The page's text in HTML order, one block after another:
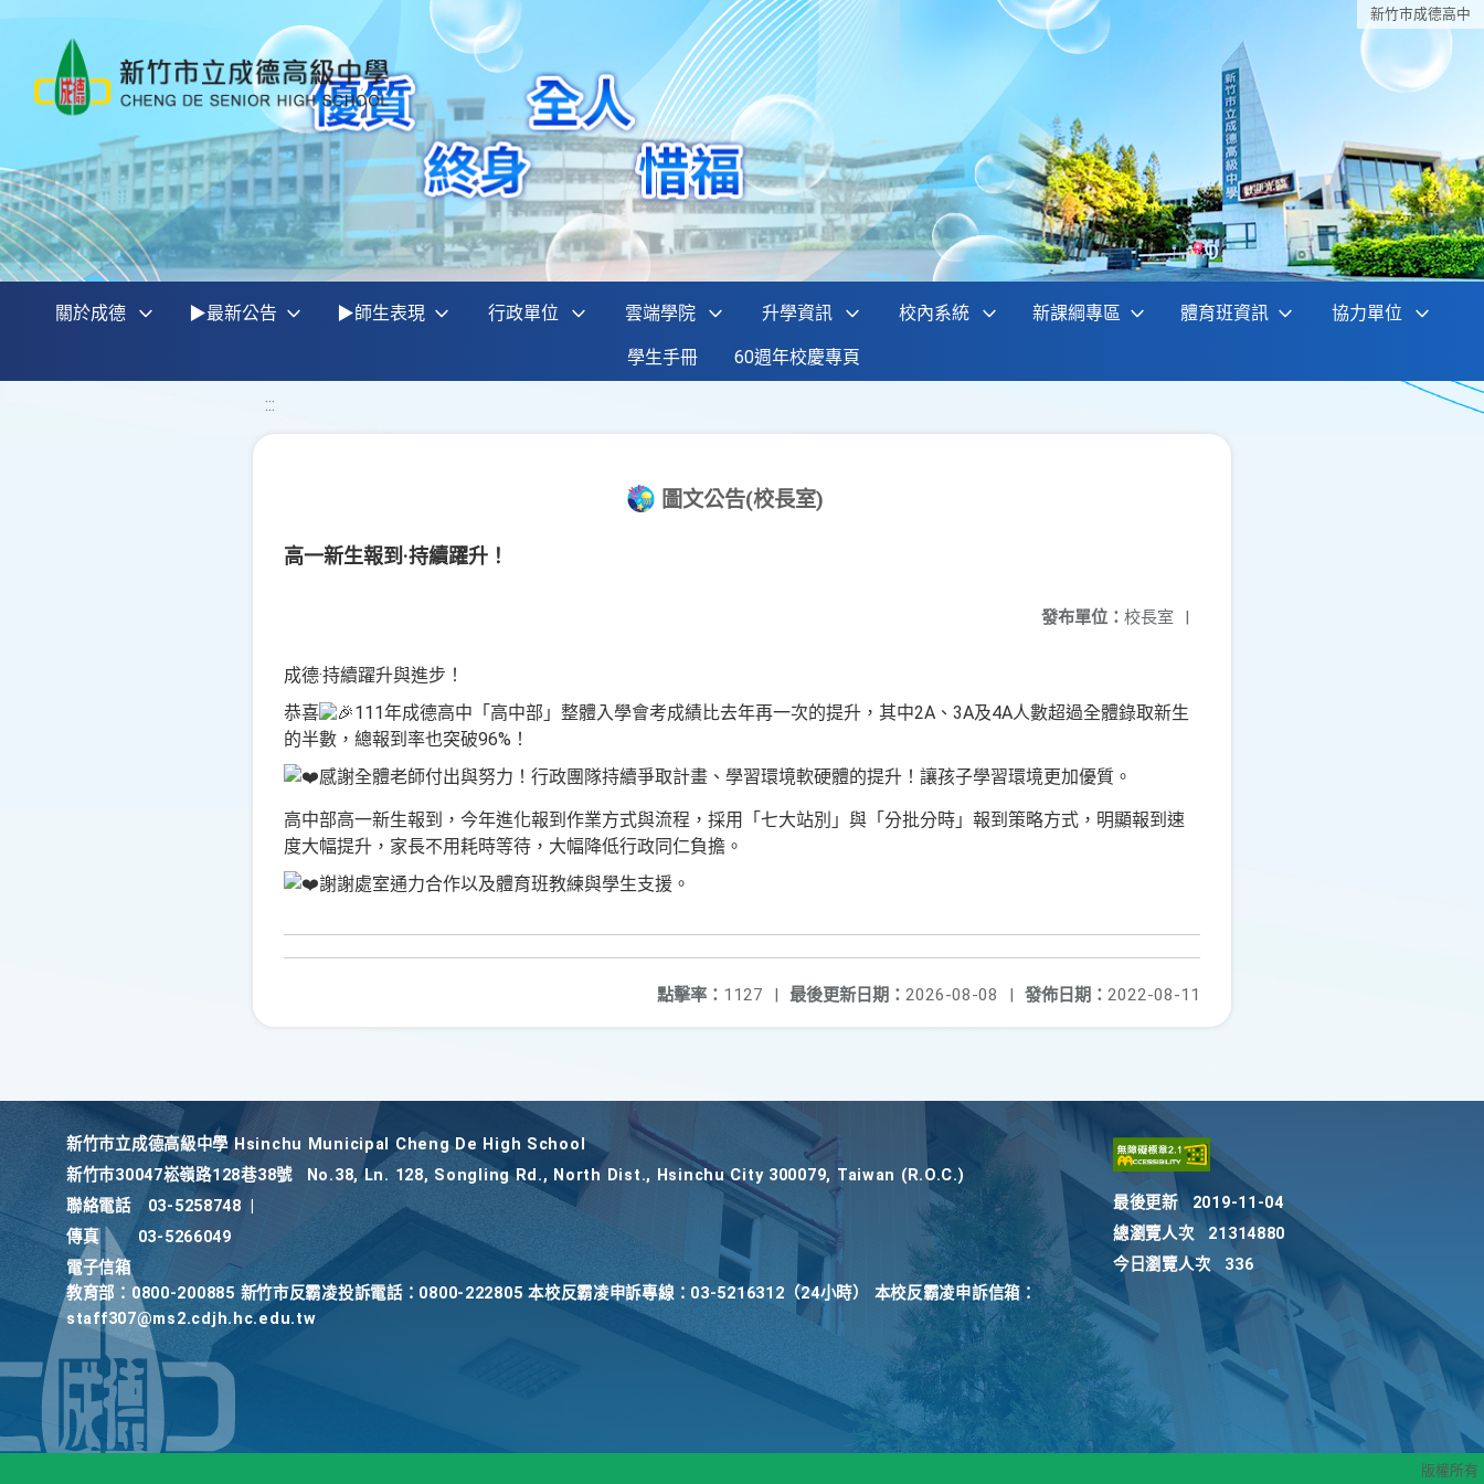
新竹巿成德高中
關於成德 ▶最新公告 ▶師生表現 行政單位 雲端學院 升學資訊 校內系統 新課綱專區 體育班資訊 協力單位
學生手冊 60週年校慶專頁
:::
圖文公告(校長室)
高一新生報到·持續躍升！
發布單位： 校長室 |
成德·持續躍升與進步！
恭喜
111年成德高中「高中部」整體入學會考成績比去年再一次的提升，其中2A、3A及4A人數超過全體錄取新生
的半數，總報到率也突破96%！
感謝全體老師付出與努力！行政團隊持續爭取計畫、學習環境軟硬體的提升！讓孩子學習環境更加優質。
高中部高一新生報到，今年進化報到作業方式與流程，採用「七大站別」與「分批分時」報到策略方式，明顯報到速
度大幅提升，家長不用耗時等待，大幅降低行政同仁負擔。
謝謝處室通力合作以及體育班教練與學生支援。
發佈日期： 2022-08-11
最後更新日期： 2026-08-08 |
點擊率： 1127 |
新竹巿立成德高級中學 Hsinchu Municipal Cheng De High School
新竹巿30047崧嶺路128巷38號
No.38, Ln. 128, Songling Rd., North Dist., Hsinchu City 300079, Taiwan (R.O.C.)
聯絡電話
03-5258748
傳真
03-5266049
電子信箱
教育部：0800-200885 新竹市反霸凌投訴電話：0800-222805 本校反霸凌申訴專線：03-5216312（24小時） 本校反霸凌申訴信箱：
staff307@ms2.cdjh.hc.edu.tw
最後更新
2019-11-04
總瀏覽人次
21314880
今日瀏覽人次
336
版權所有